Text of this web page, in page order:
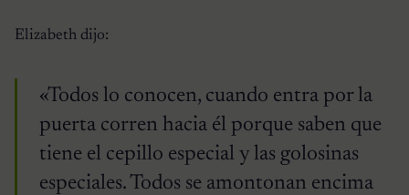
Elizabeth dijo:
«Todos lo conocen, cuando entra por la
puerta corren hacia él porque saben que
tiene el cepillo especial y las golosinas
especiales. Todos se amontonan encima